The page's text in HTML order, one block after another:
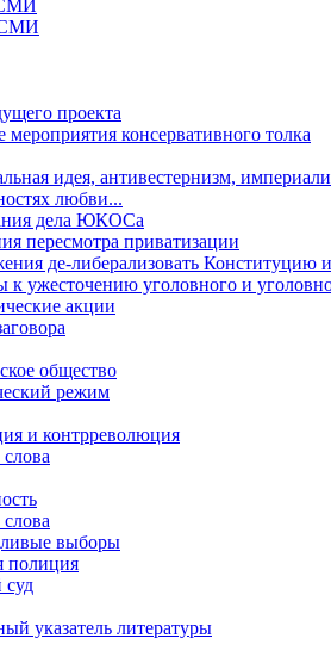
СМИ
СМИ
проекта
консервативного толка
идея, антивестернизм,
любви...
дела ЮКОСа
пересмотра приватизации
де-либерализовать Конституцию
ужесточению уголовного и
акции
общество
режим
и контрреволюция
выборы
полиция
суд
указатель литературы